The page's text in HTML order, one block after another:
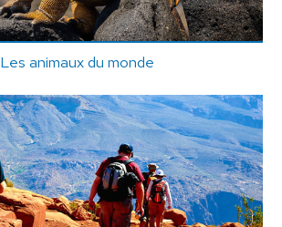
Les animaux du monde